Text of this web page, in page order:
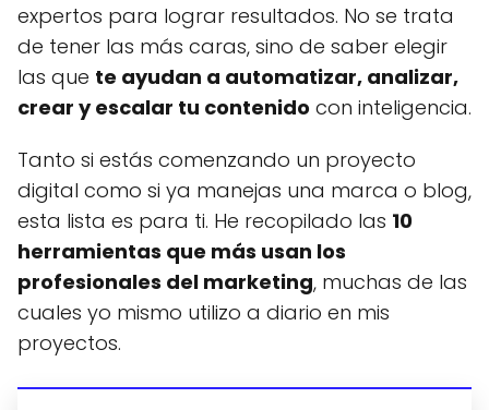
expertos para lograr resultados. No se trata
de tener las más caras, sino de saber elegir
las que te ayudan a automatizar, analizar,
crear y escalar tu contenido con inteligencia.
Tanto si estás comenzando un proyecto
digital como si ya manejas una marca o blog,
esta lista es para ti. He recopilado las 10
herramientas que más usan los
profesionales del marketing, muchas de las
cuales yo mismo utilizo a diario en mis
proyectos.